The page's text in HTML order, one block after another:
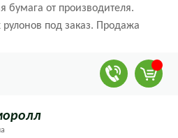
бумага от производителя.
под заказ. Продажа